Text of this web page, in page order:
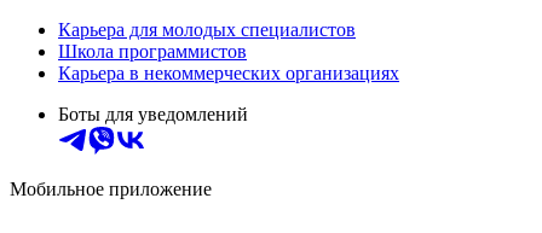
Карьера для молодых специалистов
Школа программистов
Карьера в некоммерческих организациях
Боты для уведомлений
Мобильное приложение